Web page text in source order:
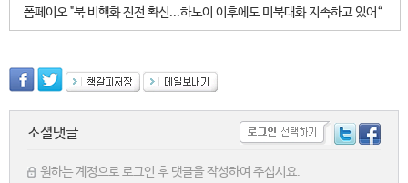
폼페이오 "북 비핵화 진전 확신...하노이 이후에도 미북대화 지속하고 있어“
소셜댓글
원하는 계정으로 로그인 후 댓글을 작성하여 주십시요.